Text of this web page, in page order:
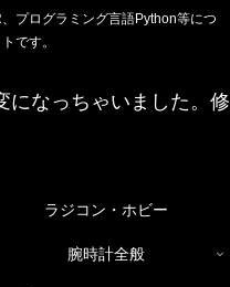
プログラミング言語Python等につ
です。
になっちゃいました。修
ラジコン・ホビー
腕時計全般